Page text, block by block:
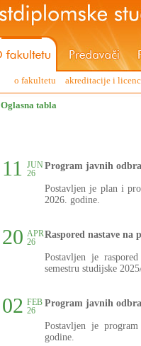
o fakultetu akreditacije i
Oglasna tabla
11
JUN
26
Program javnih
Postavljen je plan i
2026. godine.
20 APR
26
Raspored nastave na
Postavljen je
semestru studijske
02 FEB
26
Program javnih
Postavljen je
godine.